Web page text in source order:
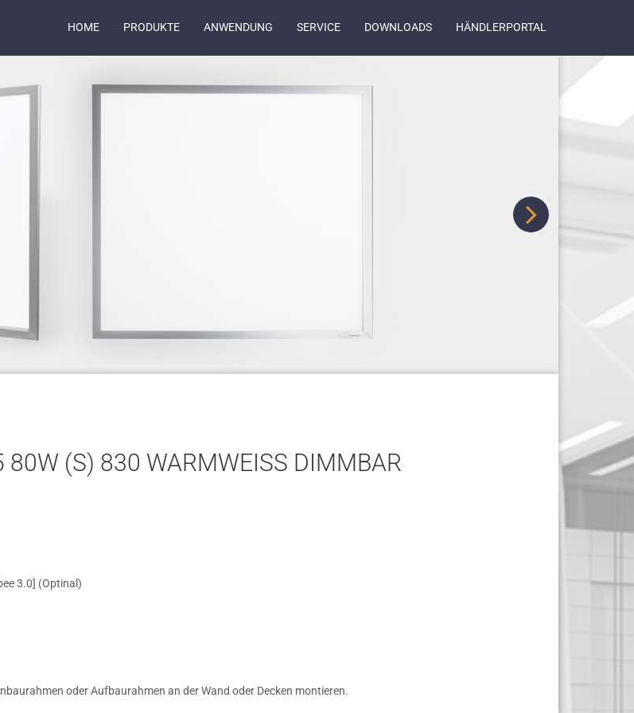
HOME PRODUKTE ANWENDUNG SERVICE DOWNLOADS HÄNDLERPORTAL
(S) 830 WARMWEISS DIMMBAR
3.0] (Optinal)
oder Aufbaurahmen an der Wand oder Decken montieren.